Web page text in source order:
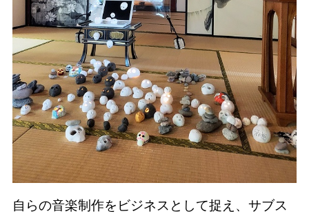
自らの音楽制作をビジネスとして捉え、サブス